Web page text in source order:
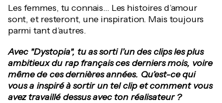
Les femmes, tu connais... Les histoires d’amour
sont, et resteront, une inspiration. Mais toujours
parmi tant d’autres.
Avec "Dystopia", tu as sorti l’un des clips les plus
ambitieux du rap français ces derniers mois, voire
même de ces dernières années. Qu’est-ce qui
vous a inspiré à sortir un tel clip et comment vous
avez travaillé dessus avec ton réalisateur ?